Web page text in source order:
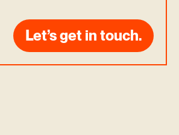
Let’s get in touch.